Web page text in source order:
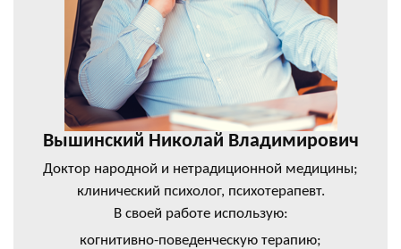
Вышинский Николай Владимирович
Доктор народной и нетрадиционной медицины;
клинический психолог, психотерапевт.
В своей работе использую:
когнитивно-поведенческую терапию;